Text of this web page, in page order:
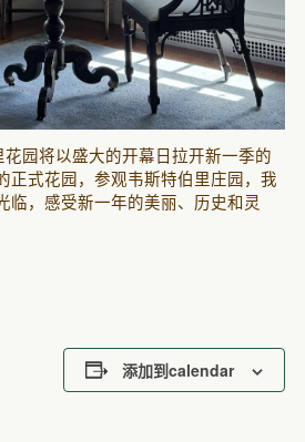
园将以盛大的开幕日拉开新一季的
正式花园，参观韦斯特伯里庄园，我
临，感受新一年的美丽、历史和灵
添加到calendar